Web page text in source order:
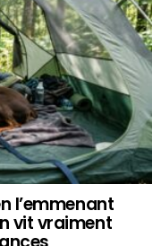
l’emmenant
vit vraiment